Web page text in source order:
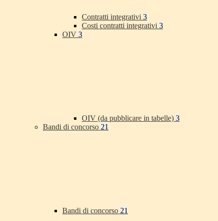
Contratti integrativi 3
Costi contratti integrativi 3
OIV 3
OIV (da pubblicare in tabelle) 3
Bandi di concorso 21
Bandi di concorso 21